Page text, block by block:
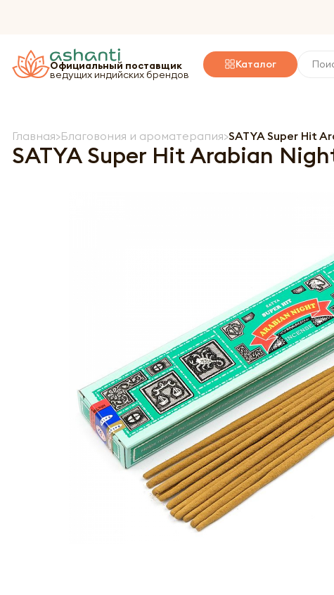
Официальный поставщик
ведущих индийских брендов
Каталог
Главная Благовония и ароматерапия SATYA Super Hit
SATYA Super Hit Arabian